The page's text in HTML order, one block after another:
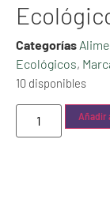
Categorías
Ecológicos,
10 disponibles
Añadir